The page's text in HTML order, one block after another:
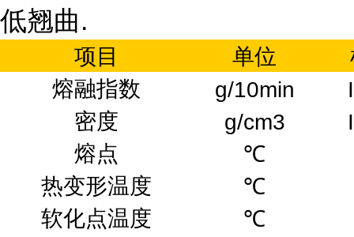
低翘曲.
项目 单位
熔融指数
g/10min
密度
g/cm3
熔点
℃
热变形温度
℃
软化点温度
℃